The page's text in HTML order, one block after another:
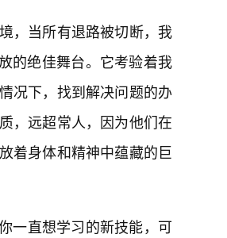
，当所有退路被切断，我
的绝佳舞台。它考验着我
况下，找到解决问题的办
，远超常人，因为他们在
着身体和精神中蕴藏的巨
一直想学习的新技能，可